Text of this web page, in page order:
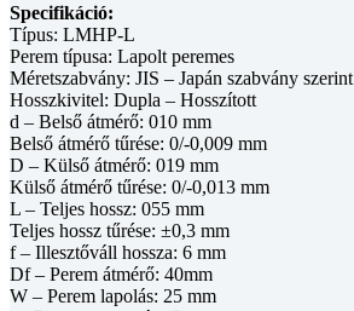
Specifikáció:
Típus: LMHP-L
Perem típusa: Lapolt peremes
Méretszabvány: JIS – Japán szabvány szerint
Hosszkivitel: Dupla – Hosszított
d – Belső átmérő: 010 mm
Belső átmérő tűrése: 0/-0,009 mm
D – Külső átmérő: 019 mm
Külső átmérő tűrése: 0/-0,013 mm
L – Teljes hossz: 055 mm
Teljes hossz tűrése: ±0,3 mm
f – Illesztőváll hossza: 6 mm
Df – Perem átmérő: 40mm
W – Perem lapolás: 25 mm